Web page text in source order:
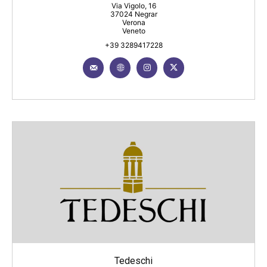
Via Vigolo, 16
37024 Negrar
Verona
Veneto
+39 3289417228
Tedeschi